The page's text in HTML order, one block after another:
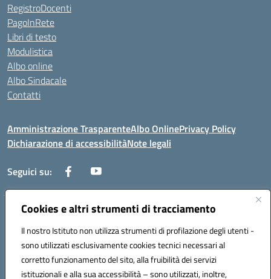
Cookies e altri strumenti di tracciamento
Il nostro Istituto non utilizza strumenti di profilazione degli utenti -
sono utilizzati esclusivamente cookies tecnici necessari al
corretto funzionamento del sito, alla fruibilità dei servizi
istituzionali e alla sua accessibilità – sono utilizzati, inoltre,
RegistroDocenti
PagoInRete
Libri di testo
Modulistica
Albo online
Albo Sindacale
Contatti
Amministrazione TrasparenteAlbo OnlinePrivacy Policy
Dichiarazione di accessibilitàNote legali
Seguici su:
Via Negroni - 87100 Cosenza
Telefono e Fax: 098433104
Mail: csic898008@istruzione.it - PEC: csic898008@pec.istruzione.it
Codice univoco ufficio: UFUEI1
Codice meccanografico: CSIC898008